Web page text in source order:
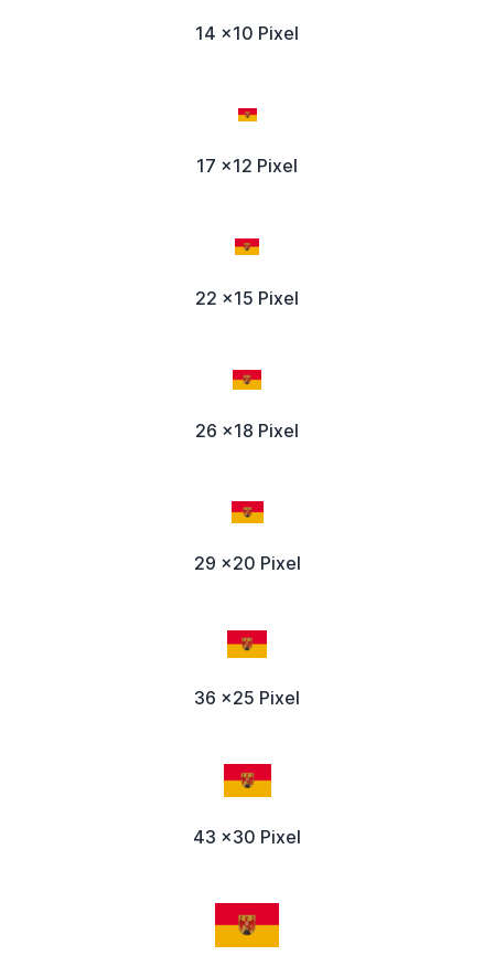
14 x10 Pixel
17 x12 Pixel
22 x15 Pixel
26 x18 Pixel
29 x20 Pixel
36 x25 Pixel
43 x30 Pixel